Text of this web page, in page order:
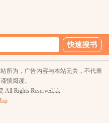
所为，广告内容与本站无关，不代表
慎阅读。
All Rights Reserved.kk